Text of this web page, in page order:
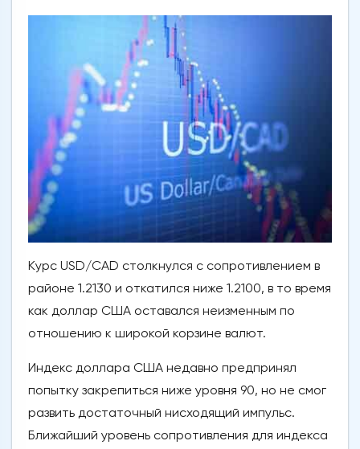
Курс USD/CAD столкнулся с сопротивлением в
районе 1.2130 и откатился ниже 1.2100, в то время
как доллар США оставался неизменным по
отношению к широкой корзине валют.
Индекс доллара США недавно предпринял
попытку закрепиться ниже уровня 90, но не смог
развить достаточный нисходящий импульс.
Ближайший уровень сопротивления для индекса